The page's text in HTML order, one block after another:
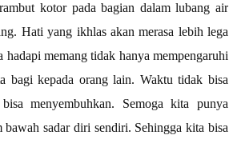
kotor pada bagian dalam lubang air
Hati yang ikhlas akan merasa lebih lega
memang tidak hanya mempengaruhi
bagi kepada orang lain. Waktu tidak bisa
menyembuhkan. Semoga kita punya
bawah sadar diri sendiri. Sehingga kita bisa